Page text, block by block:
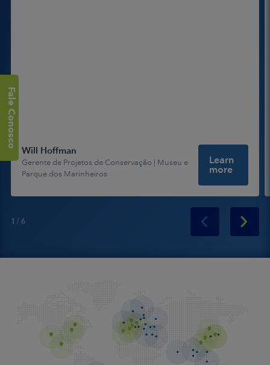
Fale Conosco
Will Hoffman
Gerente de Projetos de Conservação | Museu e
Parque dos Marinheiros
Learn
more
1 /6
Fale Conosco